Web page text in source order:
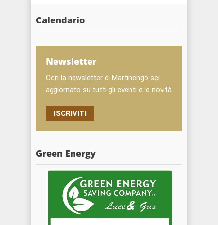
Calendario
Newsletter
Con la newsletter di Martinengo sei
aggiornato su tutti gli eventi e le novità
ISCRIVITI
Green Energy